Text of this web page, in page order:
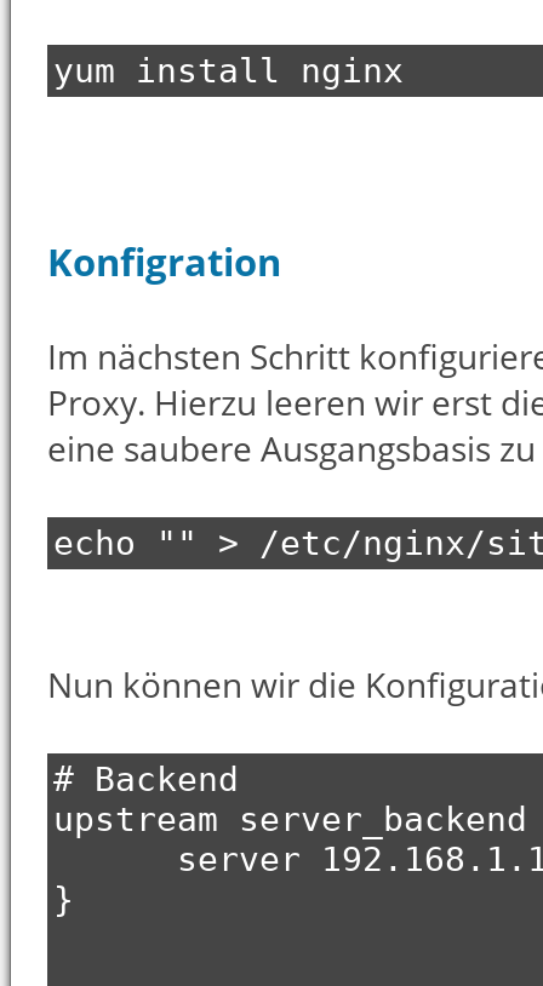
yum install nginx
Konfigration
Im nächsten Schritt
Proxy. Hierzu leeren wir erst
eine saubere Ausgangsbasis
echo "" > /etc/nginx/
Nun können wir die
# Backend
upstream
server
}